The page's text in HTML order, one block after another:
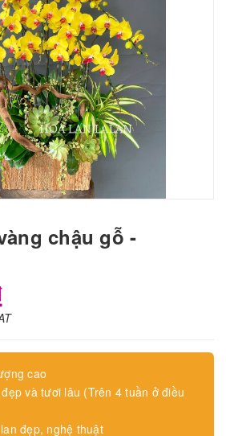
chậu gỗ -
cao
và tươi lâu (Trên 4 tuần ở điều
đẹp, nghệ thuật